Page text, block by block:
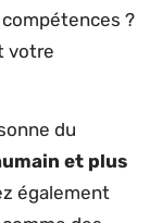
?
votre
du
et plus
également